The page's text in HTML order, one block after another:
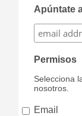
Apúntate
Permisos
Selecciona
nosotros.
Email